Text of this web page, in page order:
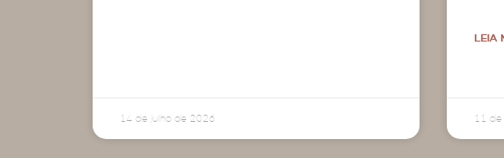
14 de julho de 2026
LEIA
11